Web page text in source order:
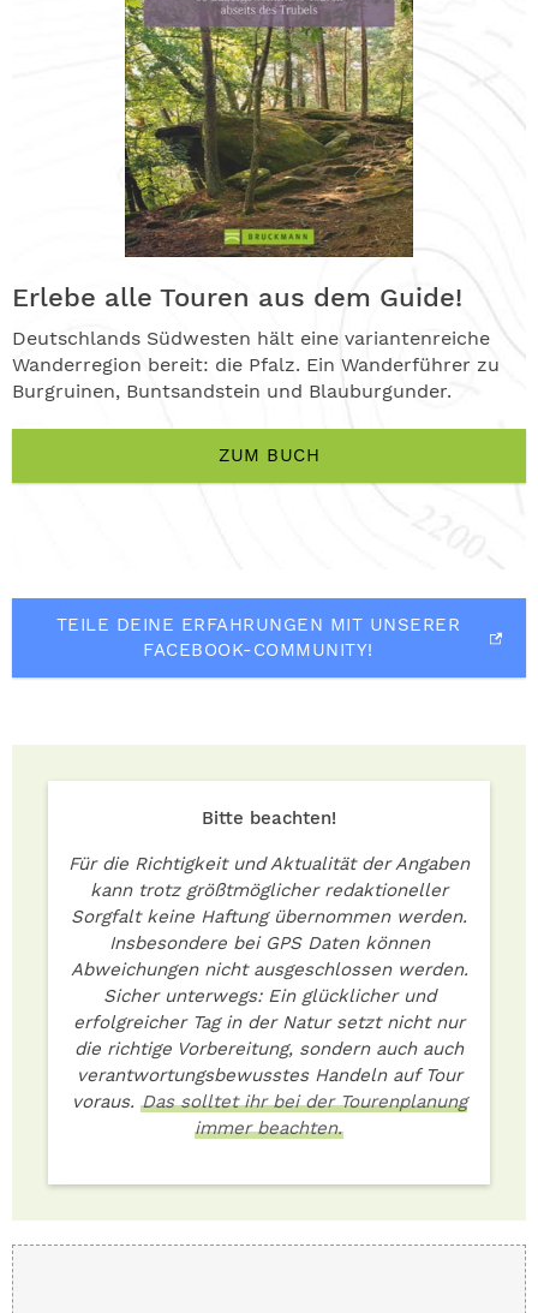
Erlebe alle Touren aus dem Guide!
Deutschlands Südwesten hält eine variantenreiche
Wanderregion bereit: die Pfalz. Ein Wanderführer zu
Burgruinen, Buntsandstein und Blauburgunder.
ZUM BUCH
TEILE DEINE ERFAHRUNGEN MIT UNSERER
FACEBOOK-COMMUNITY!
Bitte beachten!
Für die Richtigkeit und Aktualität der Angaben
kann trotz größtmöglicher redaktioneller
Sorgfalt keine Haftung übernommen werden.
Insbesondere bei GPS Daten können
Abweichungen nicht ausgeschlossen werden.
Sicher unterwegs: Ein glücklicher und
erfolgreicher Tag in der Natur setzt nicht nur
die richtige Vorbereitung, sondern auch auch
verantwortungsbewusstes Handeln auf Tour
voraus. Das solltet ihr bei der Tourenplanung
immer beachten.